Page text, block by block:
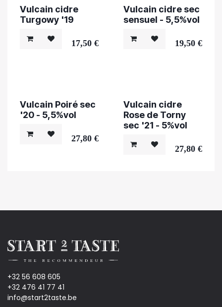
Vulcain cidre
Turgowy '19
17,50€
Vulcain cidre sec
sensuel - 5,5%vol
19,50€
Vulcain Poiré sec
'20 - 5,5%vol
27,80€
Vulcain cidre
Rose de Torny
sec '21 - 5%vol
27,80€
+32 56 608 605
+32 476 41 77 41
info@start2taste.be